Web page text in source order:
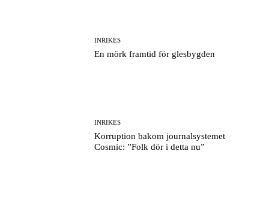
INRIKES
En mörk framtid för glesbygden
INRIKES
Korruption bakom journalsystemet
Cosmic: ”Folk dör i detta nu”